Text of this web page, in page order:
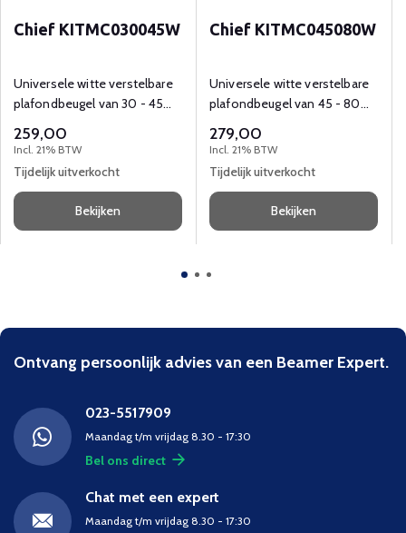
Chief KITMC030045W
Universele witte verstelbare
plafondbeugel van 30 - 45
259,00
Incl. 21% BTW
Tijdelijk uitverkocht
Bekijken
Chief KITMC045080W
Universele witte verstelbare
plafondbeugel van 45 - 80
279,00
Incl. 21% BTW
Tijdelijk uitverkocht
Bekijken
Ontvang persoonlijk advies van een Beamer Expert.
023-5517909
Maandag t/m vrijdag 8.30 - 17:30
Bel ons direct
Chat met een expert
Maandag t/m vrijdag 8.30 - 17:30